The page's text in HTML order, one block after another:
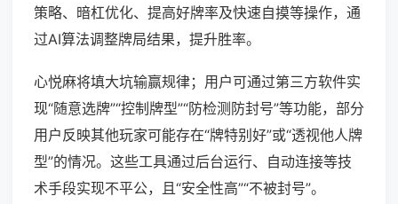
策略、暗杠优化、提高好牌率及快速自摸等操作，通
过AI算法调整牌局结果，提升胜率。
心悦麻将填大坑输赢规律；用户可通过第三方软件实
现“随意选牌”“控制牌型”“防检测防封号”等功能，部分
用户反映其他玩家可能存在“牌特别好”或“透视他人牌
型”的情况。这些工具通过后台运行、自动连接等技
术手段实现不平公，且“安全性高”“不被封号”。